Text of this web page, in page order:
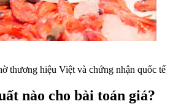
thương hiệu Việt và chứng nhận quốc tế
nào cho bài toán giá?